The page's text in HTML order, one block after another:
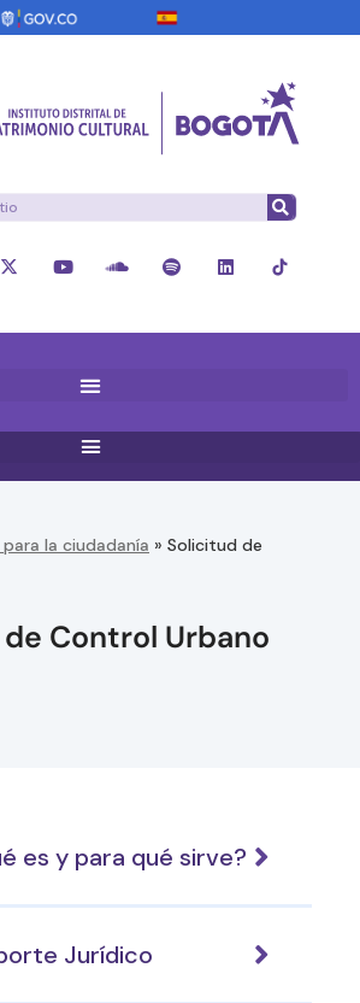
la ciudadanía » Solicitud de
Control Urbano
es y para qué sirve?
Jurídico